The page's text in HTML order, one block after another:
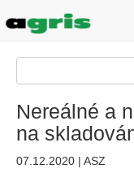
Nereálné a
na
07.12.2020 | ASZ